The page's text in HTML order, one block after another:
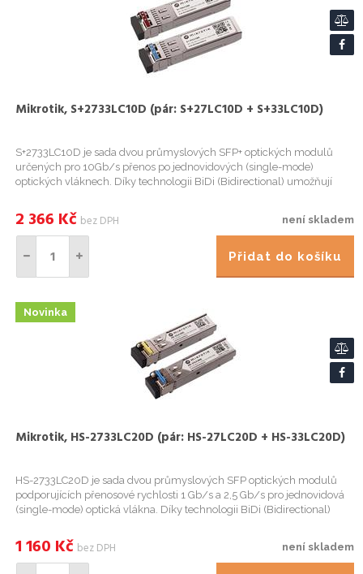
Mikrotik, S+2733LC10D (pár: S+27LC10D + S+33LC10D)
S+2733LC10D je sada dvou průmyslových SFP+ optických modulů
určených pro 10Gb/s přenos po jednovidových (single-mode)
optických vláknech. Díky technologii BiDi (Bidirectional) umožňují
rozdílných...
není skladem
2 366 Kč bez DPH
Přidat do košíku
Mikrotik, HS-2733LC20D (pár: HS-27LC20D + HS-33LC20D)
HS-2733LC20D je sada dvou průmyslových SFP optických modulů
podporujících přenosové rychlosti 1 Gb/s a 2,5 Gb/s pro jednovidová
(single-mode) optická vlákna. Díky technologii BiDi (Bidirectional)
není skladem
1 160 Kč bez DPH
Novinka